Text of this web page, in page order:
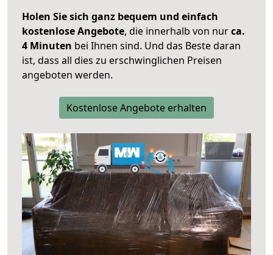
Holen Sie sich ganz bequem und einfach
kostenlose Angebote, die innerhalb von nurca.
4 Minuten bei Ihnen sind. Und das Beste daran
ist, dass all dies zu erschwinglichen Preisen
angeboten werden.
Kostenlose Angebote erhalten